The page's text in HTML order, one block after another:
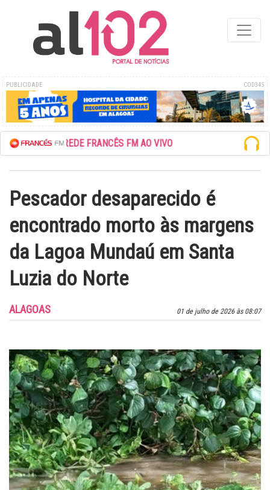
PUBLICIDADE COD345
ESCUTE A REDE FRANCÊS FM AO VIVO
Pescador desaparecido é
encontrado morto às margens
da Lagoa Mundaú em Santa
Luzia do Norte
01 de julho de 2026 às 08:07
ALAGOAS